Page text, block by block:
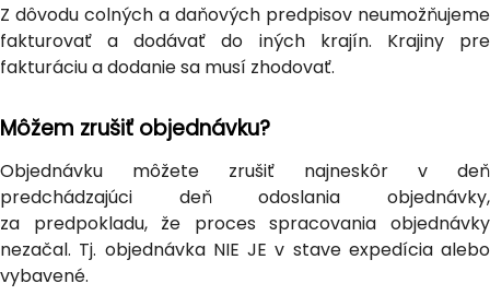
Z dôvodu colných a daňových predpisov neumožňujeme
fakturovať a dodávať do iných krajín. Krajiny pre
fakturáciu a dodanie sa musí zhodovať.
Môžem zrušiť objednávku?
Objednávku môžete zrušiť najneskôr v deň
predchádzajúci deň odoslania objednávky,
za predpokladu, že proces spracovania objednávky
nezačal. Tj. objednávka NIE JE v stave expedícia alebo
vybavené.